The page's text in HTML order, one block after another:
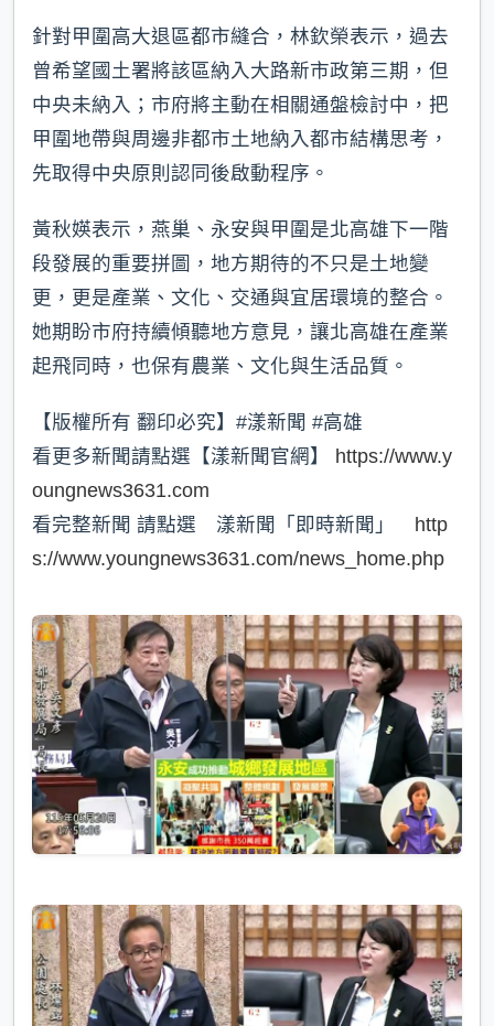
針對甲圍高大退區都市縫合，林欽榮表示，過去
曾希望國土署將該區納入大路新市政第三期，但
中央未納入；市府將主動在相關通盤檢討中，把
甲圍地帶與周邊非都市土地納入都市結構思考，
先取得中央原則認同後啟動程序。
黃秋媖表示，燕巢、永安與甲圍是北高雄下一階
段發展的重要拼圖，地方期待的不只是土地變
更，更是產業、文化、交通與宜居環境的整合。
她期盼市府持續傾聽地方意見，讓北高雄在產業
起飛同時，也保有農業、文化與生活品質。
【版權所有 翻印必究】#漾新聞 #高雄
看更多新聞請點選【漾新聞官網】 https://www.y
oungnews3631.com
看完整新聞 請點選 漾新聞「即時新聞」 http
s://www.youngnews3631.com/news_home.php